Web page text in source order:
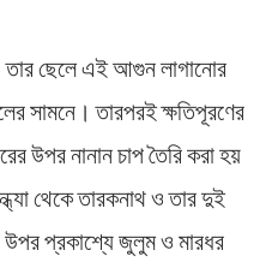
তার ছেলে এই আগুন লাগানোর
সামনে। তারপরই ক্ষতিপূরণের
উপর নানান চাপ তৈরি করা হয়
থেকে তারকনাথ ও তার দুই
উপর প্রকাশ্যে জুলুম ও মারধর